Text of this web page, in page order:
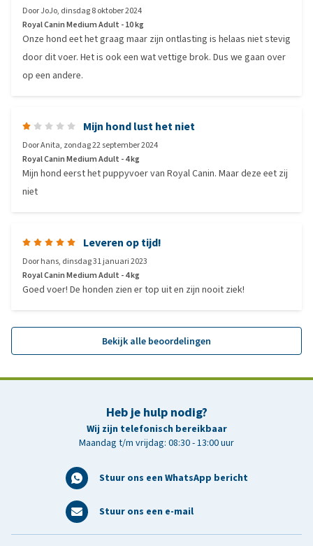
DoorJoJo, dinsdag 8 oktober 2024
Royal Canin Medium Adult - 10 kg
Onze hond eet het graag maar zijn ontlasting is helaas niet stevig
door dit voer. Het is ook een wat vettige brok. Dus we gaan over
op een andere.
Mijn hond lust het niet
DoorAnita, zondag 22 september 2024
Royal Canin Medium Adult - 4 kg
Mijn hond eerst het puppyvoer van Royal Canin. Maar deze eet zij
niet
Leveren op tijd!
Doorhans, dinsdag 31 januari 2023
Royal Canin Medium Adult - 4 kg
Goed voer! De honden zien er top uit en zijn nooit ziek!
Bekijk alle beoordelingen
Heb je hulp nodig?
Wij zijn telefonisch bereikbaar
Maandag t/m vrijdag: 08:30 - 13:00 uur
Stuur ons een WhatsApp bericht
Stuur ons een e-mail